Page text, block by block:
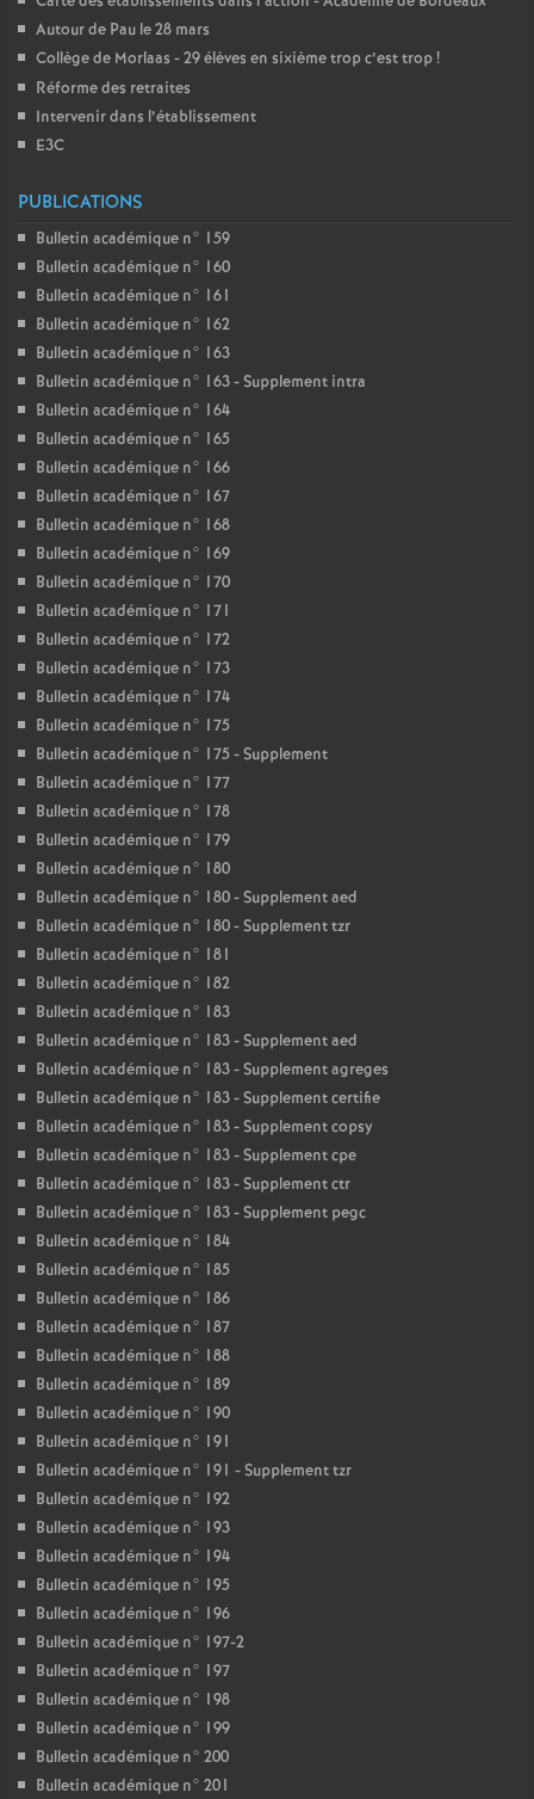
Autour de Pau le 28 mars
Collège de Morlaas - 29 élèves en sixième trop c’est trop!
Réforme des retraites
Intervenir dans l’établissement
E3C
PUBLICATIONS
Bulletin académique n° 159
Bulletin académique n° 160
Bulletin académique n° 161
Bulletin académique n° 162
Bulletin académique n° 163
Bulletin académique n° 163 - Supplement intra
Bulletin académique n° 164
Bulletin académique n° 165
Bulletin académique n° 166
Bulletin académique n° 167
Bulletin académique n° 168
Bulletin académique n° 169
Bulletin académique n° 170
Bulletin académique n° 171
Bulletin académique n° 172
Bulletin académique n° 173
Bulletin académique n° 174
Bulletin académique n° 175
Bulletin académique n° 175 - Supplement
Bulletin académique n° 177
Bulletin académique n° 178
Bulletin académique n° 179
Bulletin académique n° 180
Bulletin académique n° 180 - Supplement aed
Bulletin académique n° 180 - Supplement tzr
Bulletin académique n° 181
Bulletin académique n° 182
Bulletin académique n° 183
Bulletin académique n° 183 - Supplement aed
Bulletin académique n° 183 - Supplement agreges
Bulletin académique n° 183 - Supplement certifie
Bulletin académique n° 183 - Supplement copsy
Bulletin académique n° 183 - Supplement cpe
Bulletin académique n° 183 - Supplement ctr
Bulletin académique n° 183 - Supplement pegc
Bulletin académique n° 184
Bulletin académique n° 185
Bulletin académique n° 186
Bulletin académique n° 187
Bulletin académique n° 188
Bulletin académique n° 189
Bulletin académique n° 190
Bulletin académique n° 191
Bulletin académique n° 191 - Supplement tzr
Bulletin académique n° 192
Bulletin académique n° 193
Bulletin académique n° 194
Bulletin académique n° 195
Bulletin académique n° 196
Bulletin académique n° 197-2
Bulletin académique n° 197
Bulletin académique n° 198
Bulletin académique n° 199
Bulletin académique n° 200
Bulletin académique n° 201